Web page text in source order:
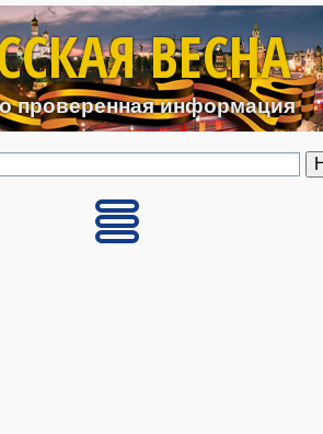
Перейти к основному
ВЕСНА
проверенная информация